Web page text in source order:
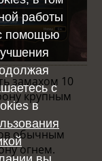
замахом 10
крупным
обычным
огнем.
работы
помощью
с
в